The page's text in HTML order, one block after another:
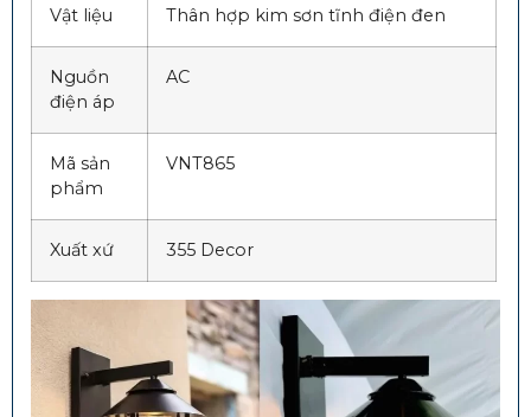
Vật liệu Thân hợp kim sơn tĩnh điện đen
Nguồn
điện áp
AC
Mã sản
phẩm
VNT865
Xuất xứ 355 Decor